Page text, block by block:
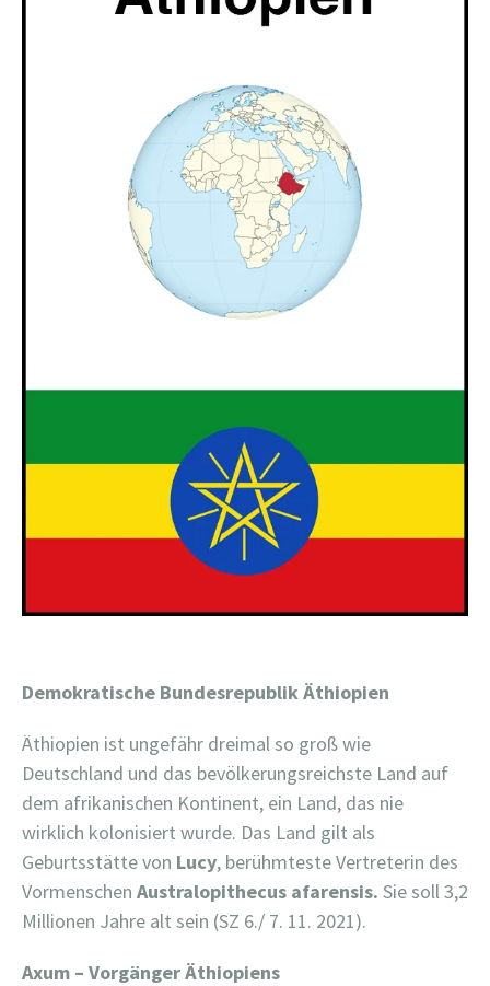
Demokratische Bundesrepublik Äthiopien
Äthiopien ist ungefähr dreimal so groß wie
Deutschland und das bevölkerungsreichste Land auf
dem afrikanischen Kontinent, ein Land, das nie
wirklich kolonisiert wurde. Das Land gilt als
Geburtsstätte von Lucy, berühmteste Vertreterin des
Vormenschen Australopithecus afarensis. Sie soll 3,2
Millionen Jahre alt sein (SZ 6./ 7. 11. 2021).
Axum – Vorgänger Äthiopiens